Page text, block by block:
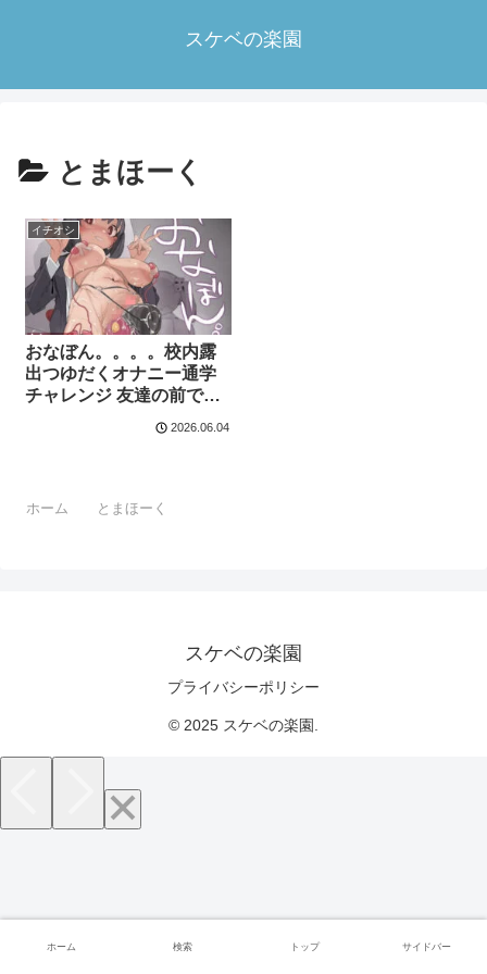
スケベの楽園
とまほーく
イチオシ
おなぼん。。。。校内露
出つゆだくオナニー通学
チャレンジ 友達の前でセ
ルフバチボコ連続イキ
2026.06.04
ホーム とまほーく
スケベの楽園
プライバシーポリシー
© 2025 スケベの楽園.
ホーム 検索 トップ サイドバー